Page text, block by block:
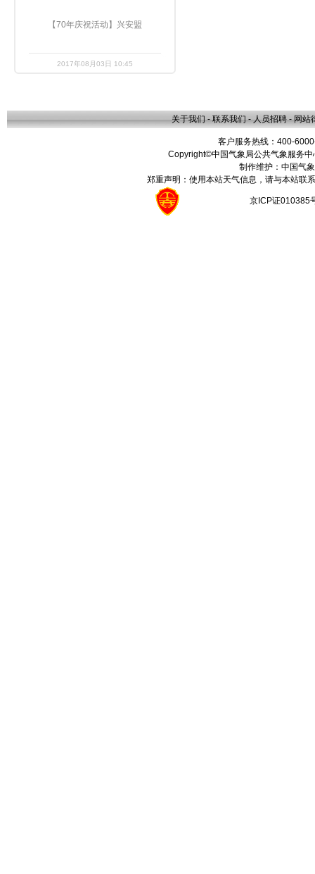
【70年庆祝活动】兴安盟
2017年08月03日 10:45
关于我们 - 联系我们 - 人员招聘 - 网站
客户服务热线：400-
Copyright©中国气象局公共气象服务
制作维护：中国气
郑重声明：使用本站天气信息，请与本站联
京ICP证010385